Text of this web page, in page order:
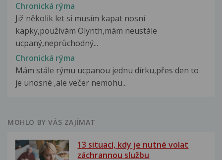
Chronická rýma
Již několik let si musím kapat nosní
kapky,používám Olynth,mám neustále
ucpaný,neprůchodný...
Chronická rýma
Mám stále rýmu ucpanou jednu dírku,přes den to
je unosné ,ale večer nemohu...
MOHLO BY VÁS ZAJÍMAT
13 situací, kdy je nutné volat
záchrannou službu